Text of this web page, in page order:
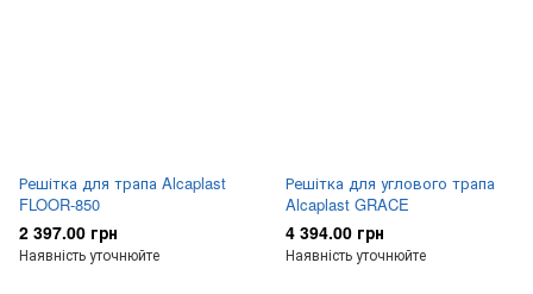
Решітка для трапа Alcaplast
FLOOR-850
2 397.00 грн
Наявність уточнюйте
Решітка для углового трапа
Alcaplast GRACE
4 394.00 грн
Наявність уточнюйте